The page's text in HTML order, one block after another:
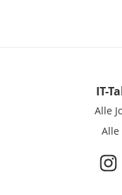
IT-
Alle
Alle